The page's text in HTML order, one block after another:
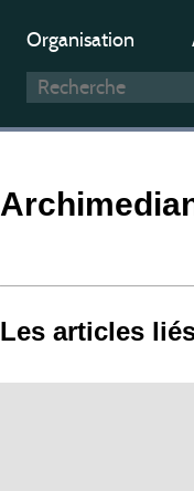
Organisation
Les articles